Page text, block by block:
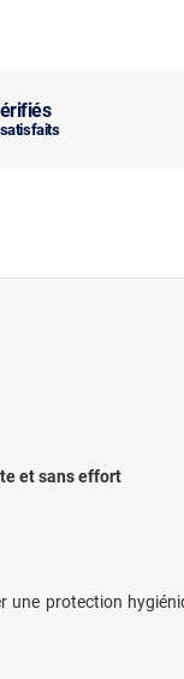
et sans effort
protection